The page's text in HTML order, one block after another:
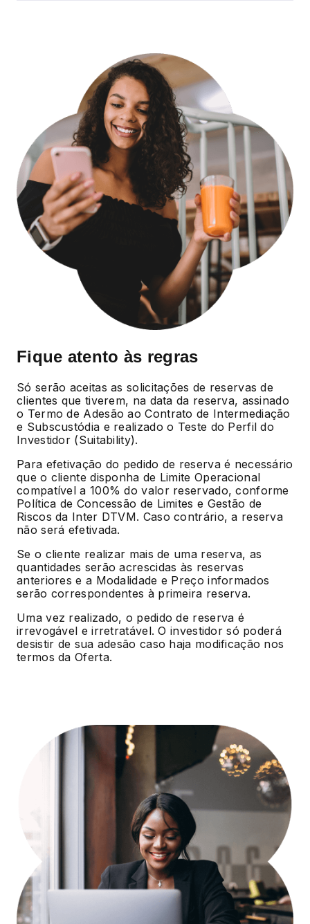
Fique atento às regras
Só serão aceitas as solicitações de reservas de
clientes que tiverem, na data da reserva, assinado
o Termo de Adesão ao Contrato de Intermediação
e Subscustódia e realizado o Teste do Perfil do
Investidor (Suitability).
Para efetivação do pedido de reserva é necessário
que o cliente disponha de Limite Operacional
compatível a 100% do valor reservado, conforme
Política de Concessão de Limites e Gestão de
Riscos da Inter DTVM. Caso contrário, a reserva
não será efetivada.
Se o cliente realizar mais de uma reserva, as
quantidades serão acrescidas às reservas
anteriores e a Modalidade e Preço informados
serão correspondentes à primeira reserva.
Uma vez realizado, o pedido de reserva é
irrevogável e irretratável. O investidor só poderá
desistir de sua adesão caso haja modificação nos
termos da Oferta.